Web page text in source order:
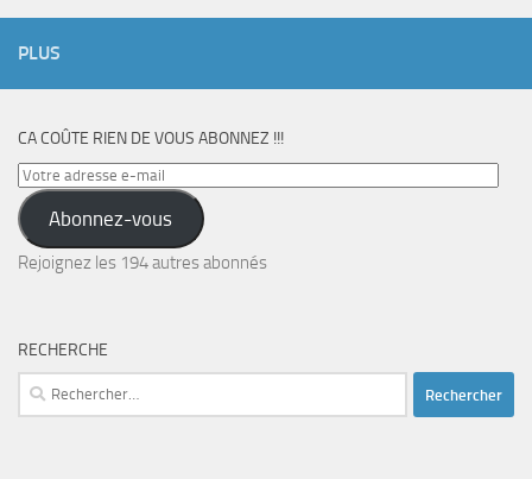
PLUS
CA COÛTE RIEN DE VOUS ABONNEZ !!!
Votre
adresse
e-
mail
Abonnez-vous
Rejoignez les 194 autres abonnés
RECHERCHE
Rechercher :